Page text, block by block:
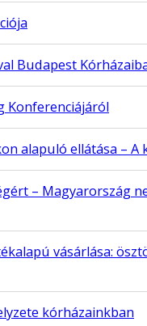
Budapest
Konferenciájáról
alapuló ellátása –
– Magyarország
vásárlása:
kórházainkban